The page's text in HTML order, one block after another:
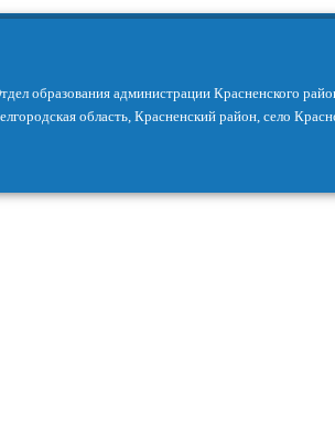
образования администрации Красненского
область, Красненский район, село